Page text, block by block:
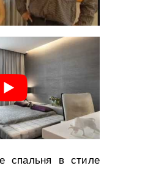
спальня в стиле